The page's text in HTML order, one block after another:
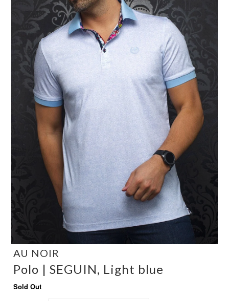
AU NOIR
Polo | SEGUIN, Light blue
Sold Out